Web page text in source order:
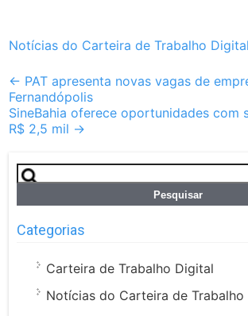
Notícias do Carteira de Trabalho Digital
Post
navigation
← PAT apresenta novas vagas de
Fernandópolis
SineBahia oferece oportunidades com
R$ 2,5 mil →
Pesquisar
por:
Categorias
Carteira de Trabalho Digital
Notícias do Carteira de Trabalho